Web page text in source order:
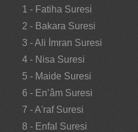
1 - Fatiha Suresi
2 - Bakara Suresi
3 - Ali İmran Suresi
4 - Nisa Suresi
5 - Maide Suresi
6 - En’âm Suresi
7 - A'raf Suresi
8 - Enfal Suresi